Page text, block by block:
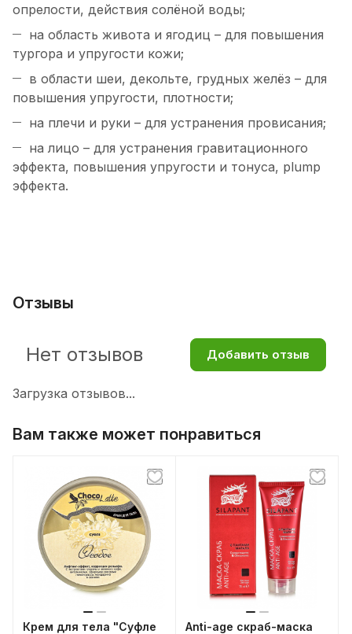
опрелости, действия солёной воды;
на область живота и ягодиц – для повышения
тургора и упругости кожи;
в области шеи, декольте, грудных желёз – для
повышения упругости, плотности;
на плечи и руки – для устранения провисания;
на лицо – для устранения гравитационного
эффекта, повышения упругости и тонуса, plump
эффекта.
Отзывы
Загрузка отзывов...
Нет отзывов Добавить отзыв
Вам также может понравиться
Крем для тела "Суфле
Anti-age скраб-маска